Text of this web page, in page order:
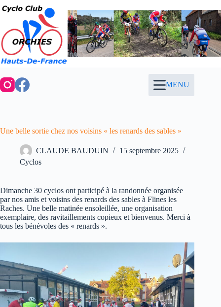
Passer
au
contenu
MENU
Une belle sortie chez nos voisins « les renards des sables »
CLAUDE BAUDUIN
15 septembre 2025
Cyclos
Dimanche 30 cyclos ont participé à la randonnée organisée
par nos amis et voisins des renards des sables à Flines les
Raches. Une belle matinée ensoleillée, une organisation
exemplaire, des ravitaillements copieux et bienvenus. Merci à
tous les bénévoles des « renards ».